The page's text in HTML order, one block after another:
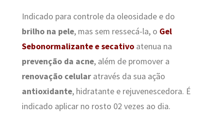
Indicado para controle da oleosidade e do
brilho na pele, mas sem ressecá-la, o Gel
Sebonormalizante e secativoatenua na
prevenção da acne, além de promover a
renovação celularatravés da sua ação
antioxidante, hidratante e rejuvenescedora. É
indicado aplicar no rosto 02 vezes ao dia.